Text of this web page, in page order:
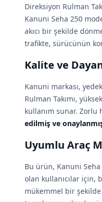
Direksiyon Rulman
Kanuni Seha 250
akıcı bir şekilde
trafikte, sürücünün
Kalite ve
Kanuni markası,
Rulman Takımı,
kullanım sunar. Zorlu
edilmiş ve
Uyumlu Araç
Bu ürün, Kanuni
olan kullanıcılar için,
mükemmel bir şekilde